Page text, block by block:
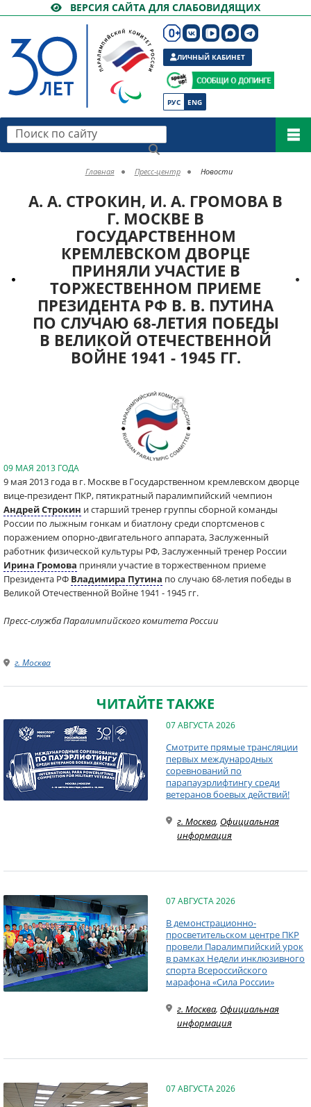
ВЕРСИЯ САЙТА ДЛЯ СЛАБОВИДЯЩИХ
РУС ENG
ЛИЧНЫЙ КАБИНЕТ
Поиск по сайту
Главная Пресс-центр Новости
А. А. СТРОКИН, И. А. ГРОМОВА В
Г. МОСКВЕ В
ГОСУДАРСТВЕННОМ
КРЕМЛЕВСКОМ ДВОРЦЕ
ПРИНЯЛИ УЧАСТИЕ В
ТОРЖЕСТВЕННОМ ПРИЕМЕ
ПРЕЗИДЕНТА РФ В. В. ПУТИНА
ПО СЛУЧАЮ 68-ЛЕТИЯ ПОБЕДЫ
В ВЕЛИКОЙ ОТЕЧЕСТВЕННОЙ
ВОЙНЕ 1941 - 1945 ГГ.
09 МАЯ 2013 ГОДА
9 мая 2013 года в г. Москве в Государственном кремлевском дворце
вице-президент ПКР, пятикратный паралимпийский чемпион
Андрей Строкин и старший тренер группы сборной команды
России по лыжным гонкам и биатлону среди спортсменов с
поражением опорно-двигательного аппарата, Заслуженный
работник физической культуры РФ, Заслуженный тренер России
Ирина Громова приняли участие в торжественном приеме
Президента РФ Владимира Путина по случаю 68-летия победы в
Великой Отечественной Войне 1941 - 1945 гг.
Пресс-служба Паралимпийского комитета России
г. Москва
ЧИТАЙТЕ ТАКЖЕ
07 АВГУСТА 2026
Смотрите прямые трансляции
первых международных
соревнований по
парапауэрлифтингу среди
ветеранов боевых действий!
г. Москва, Официальная
информация
07 АВГУСТА 2026
В демонстрационно-
просветительском центре ПКР
провели Паралимпийский урок
в рамках Недели инклюзивного
спорта Всероссийского
марафона «Сила России»
г. Москва, Официальная
информация
07 АВГУСТА 2026